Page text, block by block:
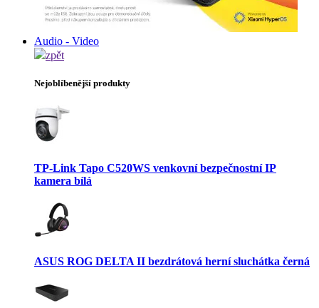
Audio - Video
zpět
Nejoblíbenější produkty
TP-Link Tapo C520WS venkovní bezpečnostní IP
kamera bílá
ASUS ROG DELTA II bezdrátová herní sluchátka černá